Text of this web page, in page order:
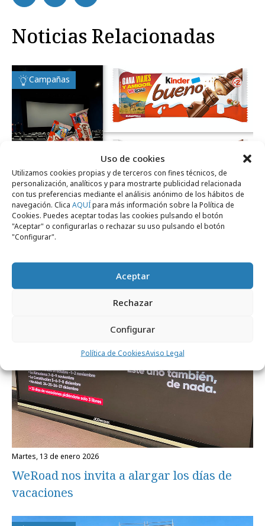
Uso de cookies
Utilizamos cookies propias y de terceros con fines técnicos, de
personalización, analíticos y para mostrarte publicidad relacionada
con tus preferencias mediante el análisis anónimo de los hábitos de
navegación. Clica AQUÍpara más información sobre la Política de
Cookies. Puedes aceptar todas las cookies pulsando el botón
"Aceptar" o configurarlas o rechazar su uso pulsando el botón
"Configurar".
Aceptar
Rechazar
Configurar
Política de CookiesAviso Legal
Noticias Relacionadas
Campañas
jueves, 29 de enero 2026
WeRoad y Kinder Bueno regalan viajes a
Japón, Sudáfrica y Perú
martes, 13 de enero 2026
WeRoad nos invita a alargar los días de
vacaciones